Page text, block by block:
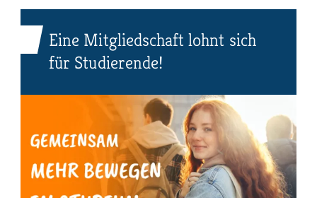
Eine Mitgliedschaft lohnt sich
für Studierende!